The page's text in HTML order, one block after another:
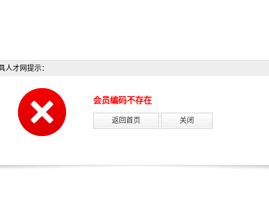
人才网提示：
会员编码不存在
返回首页 关闭